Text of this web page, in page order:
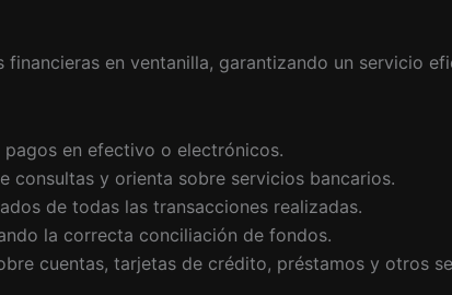
en ventanilla, garantizando un servicio
en efectivo o electrónicos.
consultas y orienta sobre servicios bancarios.
de todas las transacciones realizadas.
la correcta conciliación de fondos.
cuentas, tarjetas de crédito, préstamos y otros